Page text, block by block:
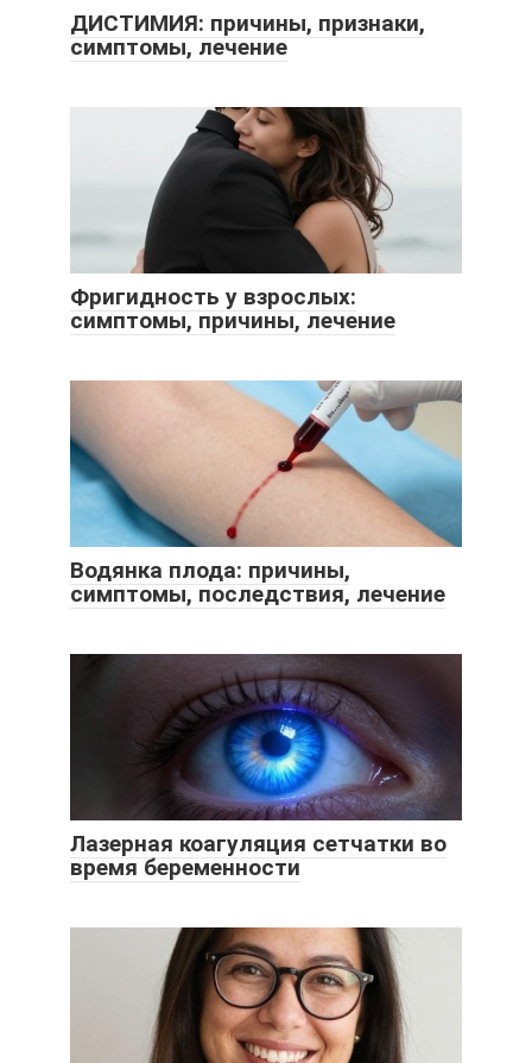
ДИСТИМИЯ: причины, признаки,
симптомы, лечение
Фригидность у взрослых:
симптомы, причины, лечение
Водянка плода: причины,
симптомы, последствия, лечение
Лазерная коагуляция сетчатки во
время беременности